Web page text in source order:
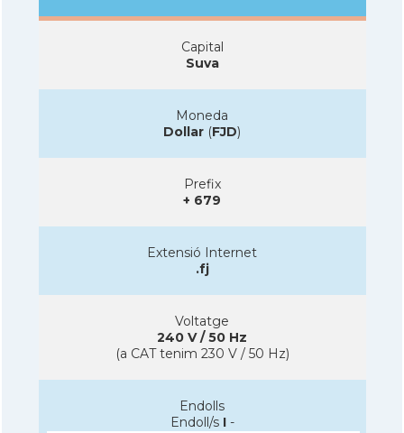
Capital
Suva
Moneda
Dollar (FJD)
Prefix
+ 679
Extensió Internet
.fj
Voltatge
240 V / 50 Hz
(a CAT tenim 230 V / 50 Hz)
Endolls
Endoll/s I-